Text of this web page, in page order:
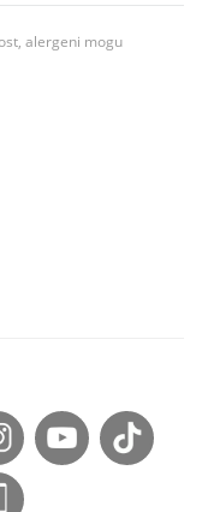
alergeni mogu